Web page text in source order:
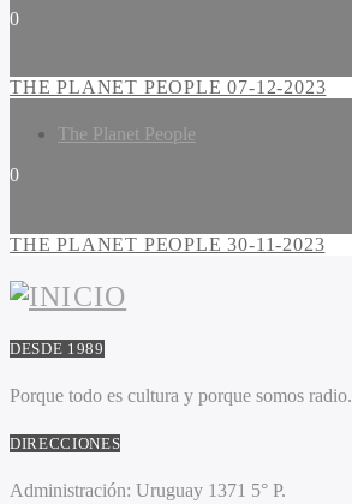
0
THE PLANET PEOPLE 07-12-2023
The Planet People
0
THE PLANET PEOPLE 30-11-2023
DESDE 1989
Porque todo es cultura y porque somos radio.
DIRECCIONES
Administración: Uruguay 1371 5° P.